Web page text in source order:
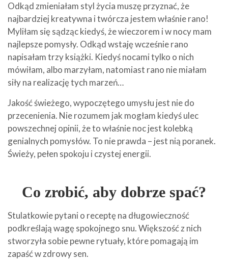
Odkąd zmieniałam styl życia muszę przyznać, że
najbardziej kreatywna i twórcza jestem właśnie rano!
Myliłam się sądząc kiedyś, że wieczorem i w nocy mam
najlepsze pomysły. Odkąd wstaję wcześnie rano
napisałam trzy książki. Kiedyś nocami tylko o nich
mówiłam, albo marzyłam, natomiast rano nie miałam
siły na realizację tych marzeń…
Jakość świeżego, wypoczętego umysłu jest nie do
przecenienia. Nie rozumem jak mogłam kiedyś ulec
powszechnej opinii, że to właśnie noc jest kolebką
genialnych pomysłów. To nie prawda – jest nią poranek.
Świeży, pełen spokoju i czystej energii.
Co zrobić, aby dobrze spać?
Stulatkowie pytani o receptę na długowieczność
podkreślają wagę spokojnego snu. Większość z nich
stworzyła sobie pewne rytuały, które pomagają im
zapaść w zdrowy sen.